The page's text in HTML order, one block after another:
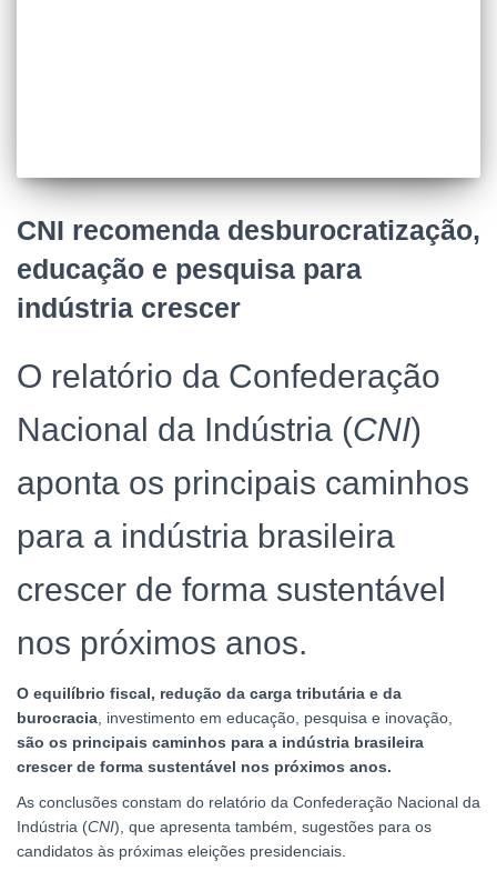
CNI recomenda desburocratização,
educação e pesquisa para
indústria crescer
O relatório da Confederação
Nacional da Indústria (CNI)
aponta os principais caminhos
para a indústria brasileira
crescer de forma sustentável
nos próximos anos.
O equilíbrio fiscal, redução da carga tributária e da
burocracia , investimento em educação, pesquisa e inovação,
são os principais caminhos para a indústria brasileira
crescer de forma sustentável nos próximos anos.
As conclusões constam do relatório da Confederação Nacional da
Indústria (CNI), que apresenta também, sugestões para os
candidatos às próximas eleições presidenciais.